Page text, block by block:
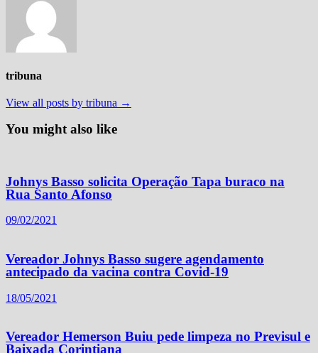
tribuna
View all posts by tribuna →
You might also like
Johnys Basso solicita Operação Tapa buraco na
Rua Santo Afonso
09/02/2021
Vereador Johnys Basso sugere agendamento
antecipado da vacina contra Covid-19
18/05/2021
Vereador Hemerson Buiu pede limpeza no Previsul e
Baixada Corintiana